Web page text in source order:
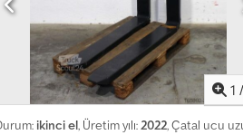
1 /
ikinci el, Üretim yılı:2022, Çatal ucu